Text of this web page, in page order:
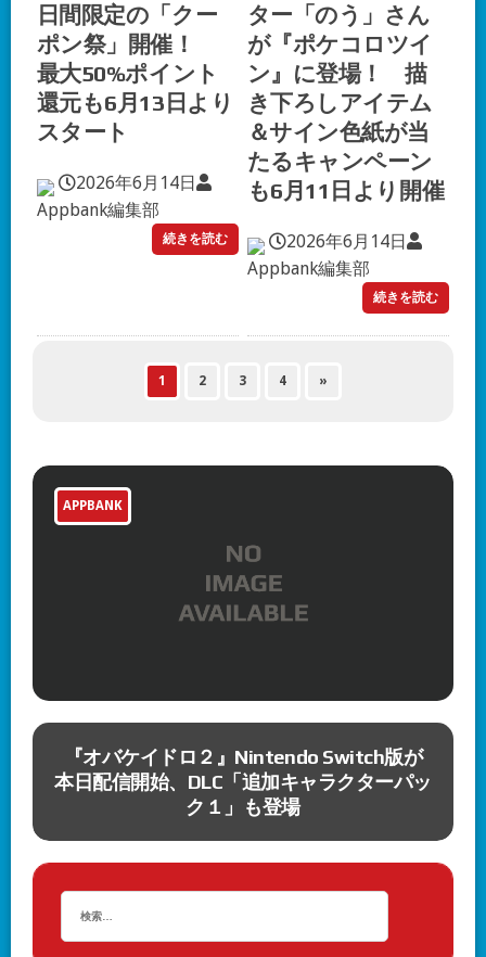
日間限定の「クー
ポン祭」開催！
最大50%ポイント
還元も6月13日より
スタート
2026年6月14日
Appbank編集部
続きを読む
ター「のう」さん
が『ポケコロツイ
ン』に登場！ 描
き下ろしアイテム
＆サイン色紙が当
たるキャンペーン
も6月11日より開催
2026年6月14日
Appbank編集部
続きを読む
1 2 3 4 »
APPBANK
『オバケイドロ２』Nintendo Switch版が
本日配信開始、DLC「追加キャラクターパッ
ク１」も登場